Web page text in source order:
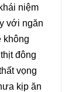
niệm
với ngăn
không
đông
vọng
kịp ăn